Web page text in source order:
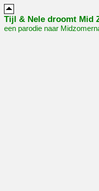
Tijl & Nele droomt Mid
een parodie naar